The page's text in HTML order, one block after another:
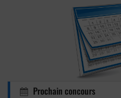
Prochain concours